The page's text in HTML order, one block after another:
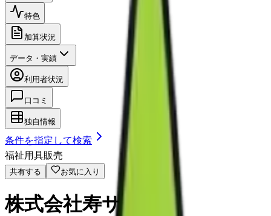
特色
加算状況
データ・実績
利用者状況
口コミ
独自情報
条件を指定して検索
福祉用具販売
共有する お気に入り
株式会社寿サービス